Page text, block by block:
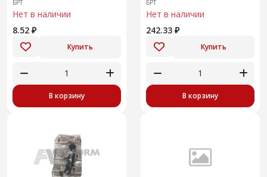
БРТ
Нет в наличии
8.52 ₽
Купить
В корзину
БРТ
Нет в наличии
242.33 ₽
Купить
В корзину